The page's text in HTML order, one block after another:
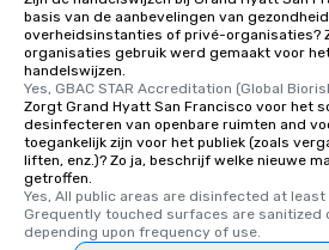
basis van de aanbevelingen van
overheidsinstanties of privé-organisaties?
organisaties gebruik werd gemaakt voor
handelswijzen.
Yes, GBAC STAR Accreditation (Global
Zorgt Grand Hyatt San Francisco voor het
desinfecteren van openbare ruimten and
toegankelijk zijn voor het publiek (zoals
liften, enz.)? Zo ja, beschrijf welke nieuwe
getroffen.
Yes, All public areas are disinfected at
Grequently touched surfaces are sanitized
depending upon frequency of use.